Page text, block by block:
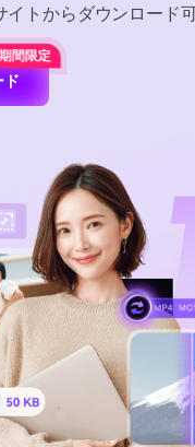
【簡単】複数の動画ファイルを
オンライン動画変換ツール
動画・音声・画像の無料変換
イトからダウンロード
ド